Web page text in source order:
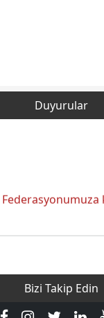
Duyurular
Bizi Takip Edin